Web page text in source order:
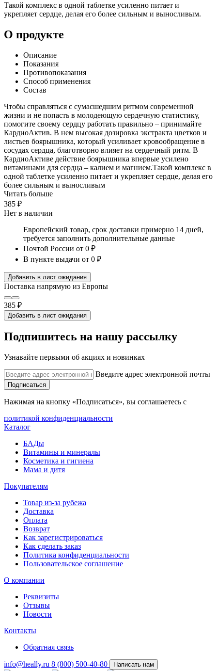
Такой комплекс в одной таблетке усиленно питает и
укрепляет сердце, делая его более сильным и выносливым.
О продукте
Описание
Показания
Противопоказания
Способ применения
Состав
Чтобы справляться с сумасшедшим ритмом современной
жизни и не попасть в молодеющую сердечную статистику,
помогите своему сердцу работать правильно – принимайте
КардиоАктив. В нем высокая дозировка экстракта цветков и
листьев боярышника, который усиливает кровообращение в
сосудах сердца, благотворно влияет на сердечный ритм. В
КардиоАктиве действие боярышника впервые усилено
витаминами для сердца – калием и магнием.Такой комплекс в
одной таблетке усиленно питает и укрепляет сердце, делая его
более сильным и выносливым
Читать больше
385 ₽
Нет в наличии
Европейский товар, срок доставки примерно 14 дней,
требуется заполнить дополнительные данные
Почтой России от 0 ₽
В пункте выдачи от 0 ₽
Добавить в лист ожидания
Поставка напрямую из Европы
385 ₽
Добавить в лист ожидания
Подпишитесь на нашу рассылку
Узнавайте первыми об акциях и новинках
Введите адрес электронной почты
Подписаться
Нажимая на кнопку «Подписаться», вы соглашаетесь с
политикой конфиденциальности
Каталог
БАДы
Витамины и минералы
Косметика и гигиена
Мама и дитя
Покупателям
Товар из-за рубежа
Доставка
Оплата
Возврат
Как зарегистрироваться
Как сделать заказ
Политика конфиденциальности
Пользовательское соглашение
О компании
Реквизиты
Отзывы
Новости
Контакты
Обратная связь
info@heally.ru 8 (800) 500-40-80 Написать нам